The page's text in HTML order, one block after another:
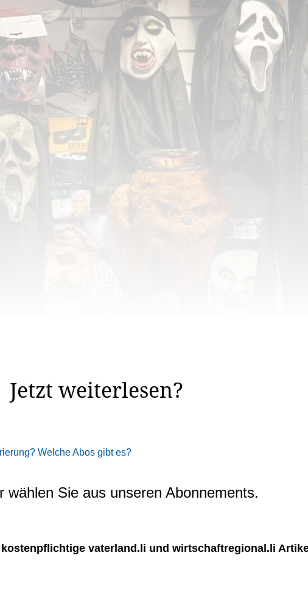
Jetzt weiterlesen?
Welche Abos gibt es?
wählen Sie aus unseren Abonnements.
vaterland.li und wirtschaftregional.li